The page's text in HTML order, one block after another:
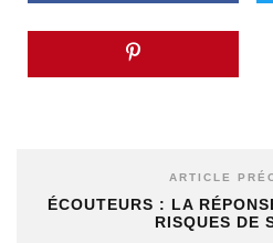
ARTICLE
ÉCOUTEURS : LA
RISQUES DE